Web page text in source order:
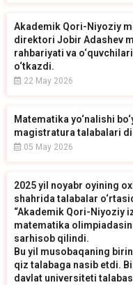
Akademik Qori-Niyoziy
direktori Jobir Adashev
rahbariyati va
o‘tkazdi.
22 May 2026
Matematika yo‘nalishi
magistratura talabalari
05 May 2026
2025 yil noyabr oyining
shahrida talabalar
“Akademik Qori-Niyoziy
matematika
sarhisob qilindi.
Bu yil musobaqaning
qiz talabaga nasib etdi.
davlat universiteti